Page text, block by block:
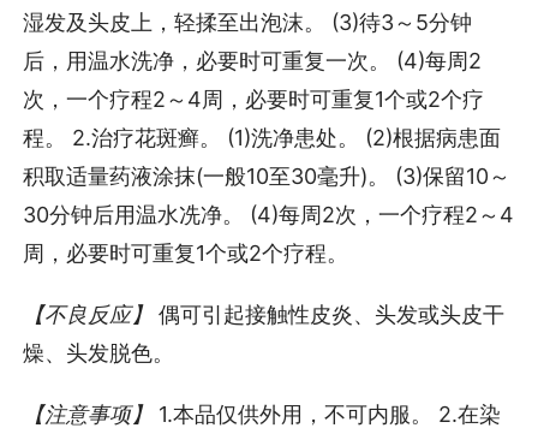
湿发及头皮上，轻揉至出泡沫。 (3)待3～5分钟
后，用温水洗净，必要时可重复一次。 (4)每周2
次，一个疗程2～4周，必要时可重复1个或2个疗
程。 2.治疗花斑癣。 (1)洗净患处。 (2)根据病患面
积取适量药液涂抹(一般10至30毫升)。 (3)保留10～
30分钟后用温水冼净。 (4)每周2次，一个疗程2～4
周，必要时可重复1个或2个疗程。
【不良反应】 偶可引起接触性皮炎、头发或头皮干
燥、头发脱色。
【注意事项】
1.本品仅供外用，不可内服。 2.在染